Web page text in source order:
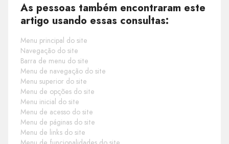
As pessoas também encontraram este
artigo usando essas consultas:
Menu principal do site
Navegação do site
Barra de menu do site
Menu de navegação do site
Menu superior do site
Menu de opções do site
Menu inicial do site
Menu de acesso do site
Menu de páginas do site
Menu de links do site